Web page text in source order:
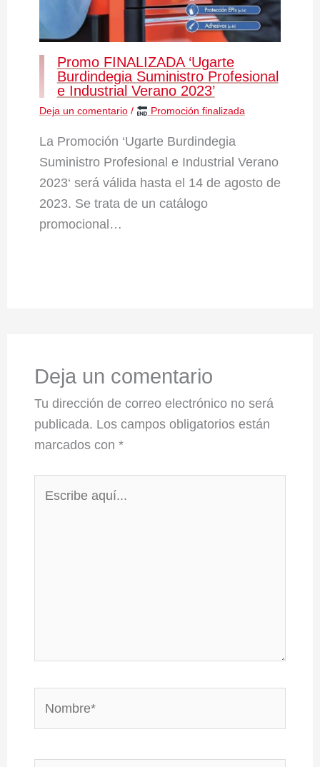
Promo FINALIZADA ‘Ugarte
Burdindegia Suministro Profesional
e Industrial Verano 2023’
Deja un comentario / Promoción finalizada
La Promoción ‘Ugarte Burdindegia
Suministro Profesional e Industrial Verano
2023‘ será válida hasta el 14 de agosto de
2023. Se trata de un catálogo
promocional…
Deja un comentario
Tu dirección de correo electrónico no será
publicada. Los campos obligatorios están
marcados con*